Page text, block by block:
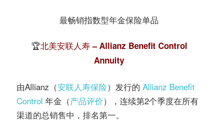
最畅销指数型年金保险单品
🏆北美安联人寿 – Allianz Benefit Control
Annuity
由Allianz（安联人寿保险）发行的 Allianz Benefit
Control 年金（产品评价），连续第2个季度在所有
渠道的总销售中，排名第一。